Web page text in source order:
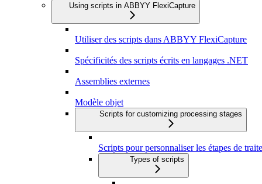
Using scripts in ABBYY FlexiCapture
Utiliser des scripts dans ABBYY FlexiCapture
Spécificités des scripts écrits en langages .NET
Assemblies externes
Modèle objet
Scripts for customizing processing stages
Scripts pour personnaliser les étapes de
Types of scripts